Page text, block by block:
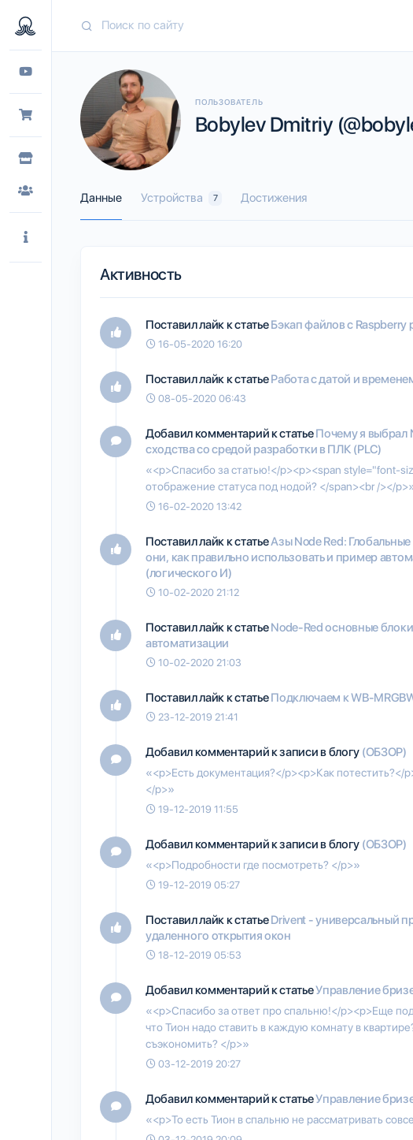
ПОЛЬЗОВАТЕЛЬ
Bobylev Dmitriy
Данные Устройства 7 Достижения
Активность
Поставил лайк к статьеБэкап файлов с Raspberry
16-05-2020 16:20
Поставил лайк к статьеРабота с датой и
08-05-2020 06:43
Добавил комментарий к статьеПочему я выбрал
сходства со средой разработки в ПЛК (PLC)
«<p>Спасибо за статью!</p><p><span style="font-
отображение статуса под нодой? </span><br /></
16-02-2020 13:42
Поставил лайк к статьеАзы Node Red:
они, как правильно использовать и пример
(логического И)
10-02-2020 21:12
Поставил лайк к статьеNode-Red основные
автоматизации
10-02-2020 21:03
Поставил лайк к статьеПодключаем к WB-
23-12-2019 21:41
Добавил комментарий к записи в блогу (ОБЗОР)
«<p>Есть документация?</p><p>Как потестить?</
</p>»
19-12-2019 11:55
Добавил комментарий к записи в блогу (ОБЗОР)
«<p>Подробности где посмотреть? </p>»
19-12-2019 05:27
Поставил лайк к статьеDrivent - универсальный
удаленного открытия окон
18-12-2019 05:53
Добавил комментарий к статьеУправление
«<p>Спасибо за ответ про спальню!</p><p>Еще
что Тион надо ставить в каждую комнату в
съэкономить? </p>»
03-12-2019 20:27
Добавил комментарий к статьеУправление
«<p>То есть Тион в спальню не рассматривать